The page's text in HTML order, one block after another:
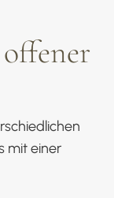
mit einer